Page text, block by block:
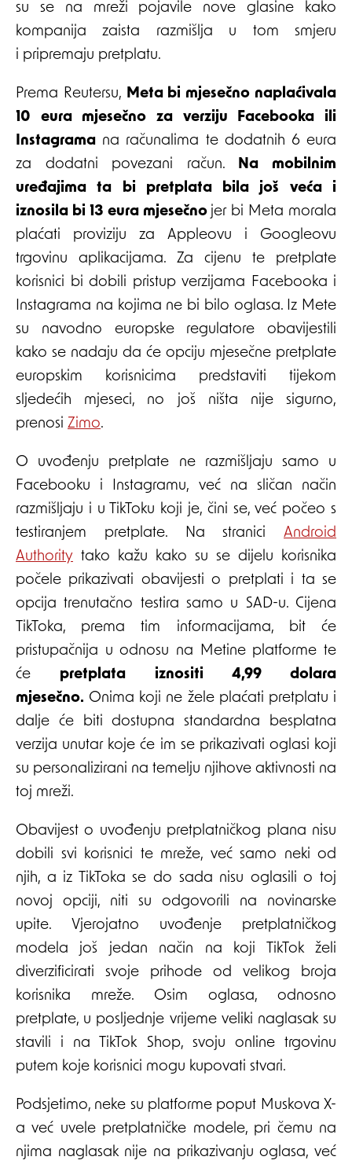
su se na mreži pojavile nove glasine kako
kompanija zaista razmišlja u tom smjeru
i pripremaju pretplatu.
Prema Reutersu, Meta bi mjesečno naplaćivala
10 eura mjesečno za verziju Facebooka ili
Instagrama na računalima te dodatnih 6 eura
za dodatni povezani račun. Na mobilnim
uređajima ta bi pretplata bila još veća i
iznosila bi 13 eura mjesečno jer bi Meta morala
plaćati proviziju za Appleovu i Googleovu
trgovinu aplikacijama. Za cijenu te pretplate
korisnici bi dobili pristup verzijama Facebooka i
Instagrama na kojima ne bi bilo oglasa. Iz Mete
su navodno europske regulatore obavijestili
kako se nadaju da će opciju mjesečne pretplate
europskim korisnicima predstaviti tijekom
sljedećih mjeseci, no još ništa nije sigurno,
prenosi Zimo.
O uvođenju pretplate ne razmišljaju samo u
Facebooku i Instagramu, već na sličan način
razmišljaju i u TikToku koji je, čini se, već počeo s
testiranjem pretplate. Na stranici Android
Authority tako kažu kako su se dijelu korisnika
počele prikazivati obavijesti o pretplati i ta se
opcija trenutačno testira samo u SAD-u. Cijena
TikToka, prema tim informacijama, bit će
pristupačnija u odnosu na Metine platforme te
će pretplata iznositi 4,99 dolara
mjesečno. Onima koji ne žele plaćati pretplatu i
dalje će biti dostupna standardna besplatna
verzija unutar koje će im se prikazivati oglasi koji
su personalizirani na temelju njihove aktivnosti na
toj mreži.
Obavijest o uvođenju pretplatničkog plana nisu
dobili svi korisnici te mreže, već samo neki od
njih, a iz TikToka se do sada nisu oglasili o toj
novoj opciji, niti su odgovorili na novinarske
upite. Vjerojatno uvođenje pretplatničkog
modela još jedan način na koji TikTok želi
diverzificirati svoje prihode od velikog broja
korisnika mreže. Osim oglasa, odnosno
pretplate, u posljednje vrijeme veliki naglasak su
stavili i na TikTok Shop, svoju online trgovinu
putem koje korisnici mogu kupovati stvari.
Podsjetimo, neke su platforme poput Muskova X-
a već uvele pretplatničke modele, pri čemu na
njima naglasak nije na prikazivanju oglasa, već